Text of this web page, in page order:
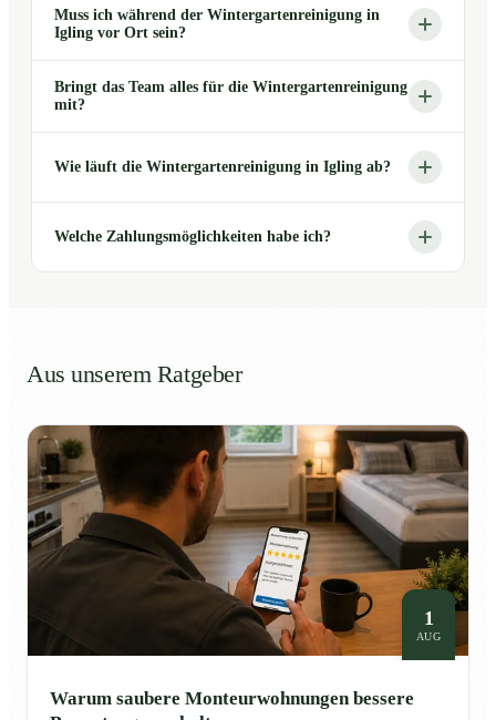
Muss ich während der Wintergartenreinigung in
Igling vor Ort sein?
Bringt das Team alles für die Wintergartenreinigung
mit?
Wie läuft die Wintergartenreinigung in Igling ab?
Welche Zahlungsmöglichkeiten habe ich?
Aus unserem Ratgeber
1
AUG
Warum saubere Monteurwohnungen bessere